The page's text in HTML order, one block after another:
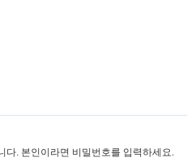
다. 본인이라면 비밀번호를 입력하세요.